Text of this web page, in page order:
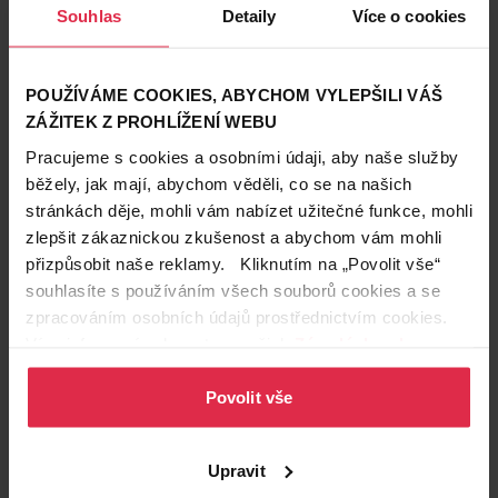
Souhlas Detaily Více o cookies
POUŽÍVÁME COOKIES, ABYCHOM VYLEPŠILI VÁŠ
ZÁŽITEK Z PROHLÍŽENÍ WEBU
Pracujeme s cookies a osobními údaji, aby naše služby
běžely, jak mají, abychom věděli, co se na našich
stránkách děje, mohli vám nabízet užitečné funkce, mohli
zlepšit zákaznickou zkušenost a abychom vám mohli
přizpůsobit naše reklamy. Kliknutím na „Povolit vše“
souhlasíte s používáním všech souborů cookies a se
zpracováním osobních údajů prostřednictvím cookies.
osobních údajů.
Povolit vše
Upravit
Péče o tělo
8. 12. 2023
Vánoční manikúra - jednoduchá, ale efektivní
Chystáte se na firemní vánoční večírek nebo sváteční večeři s
rodinou? Upravte si letos netradičně a stylově své nehty a
dodejte slavnostnímu outfitu ten správný lesk. Jak na to?
Vyzkoušejte naše tři tipy na rychlou a efektní vánoční
manikúra nail-art